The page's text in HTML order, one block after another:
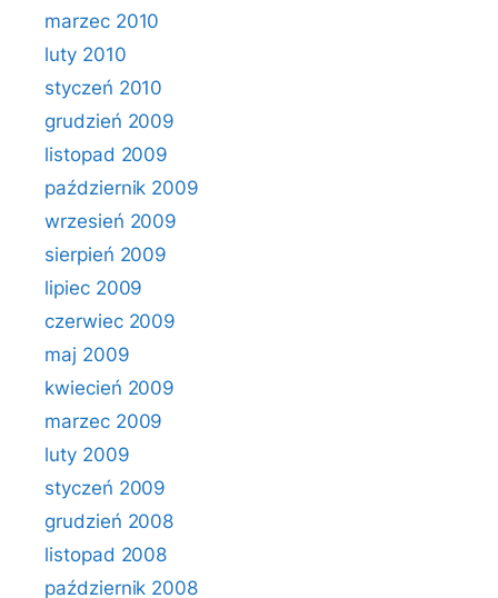
marzec 2010
luty 2010
styczeń 2010
grudzień 2009
listopad 2009
październik 2009
wrzesień 2009
sierpień 2009
lipiec 2009
czerwiec 2009
maj 2009
kwiecień 2009
marzec 2009
luty 2009
styczeń 2009
grudzień 2008
listopad 2008
październik 2008